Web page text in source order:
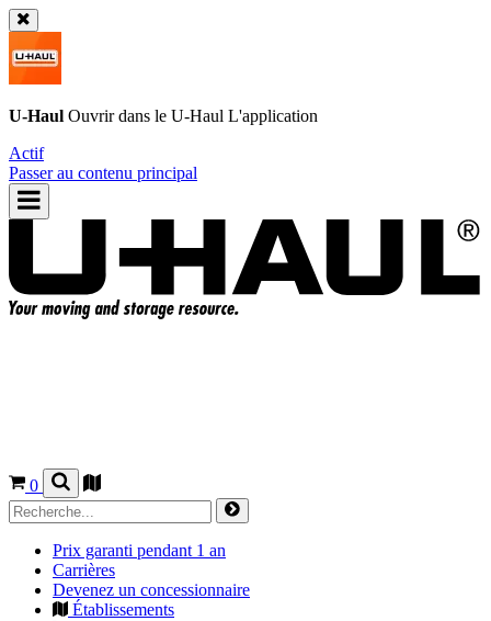
U-Haul Ouvrir dans le U-Haul L'application
Actif
Passer au contenu principal
0
Prix garanti pendant 1 an
Carrières
Devenez un concessionnaire
Établissements